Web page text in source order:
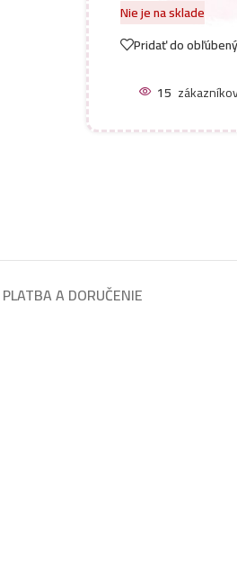
Nie je na sklade
Pridať do
15
PLATBA A DORUČENIE